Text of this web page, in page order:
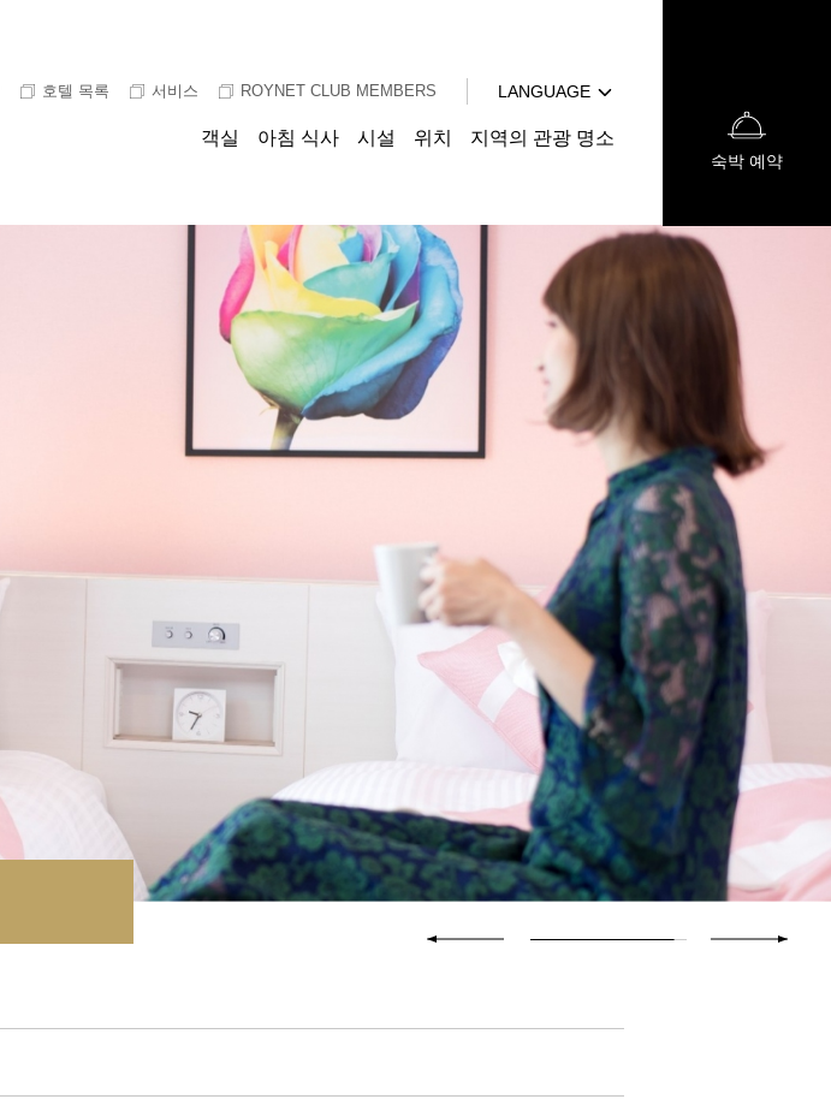
호텔 목록 서비스 ROYNET CLUB MEMBERS
LANGUAGE
日本語
中文（簡体字）
中文（繁体字）
객실 아침 식사 시설 위치 지역의 관광 명소
中文（繁体字）
숙박 예약